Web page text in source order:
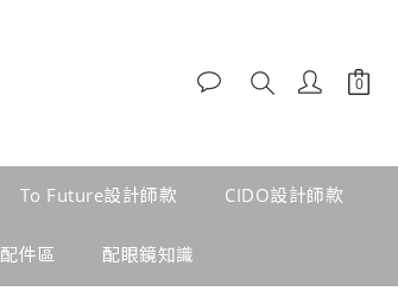
To Future設計師款 CIDO設計師款
配件區 配眼鏡知識